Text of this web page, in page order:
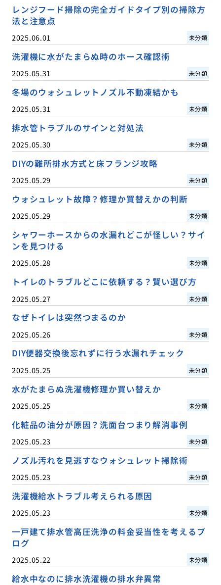
レンジフード掃除の完全ガイドタイプ別の掃除方
法と注意点
2025.06.01 未分類
洗濯機に水がたまらぬ時のホース確認術
2025.05.31 未分類
冬場のウォシュレットノズル不動凍結かも
2025.05.31 未分類
排水管トラブルのサインと対処法
2025.05.30 未分類
DIYの難所排水方式と床フランジ攻略
2025.05.29 未分類
ウォシュレット故障？修理か買替えかの判断
2025.05.29 未分類
シャワーホースからの水漏れどこが怪しい？サイ
ンを見つける
2025.05.28 未分類
トイレのトラブルどこに依頼する？賢い選び方
2025.05.27 未分類
なぜトイレは突然つまるのか
2025.05.26 未分類
DIY便器交換後忘れずに行う水漏れチェック
2025.05.25 未分類
水がたまらぬ洗濯機修理か買い替えか
2025.05.25 未分類
化粧品の油分が原因？洗面台つまり解消事例
2025.05.23 未分類
ノズル汚れを見逃すなウォシュレット掃除術
2025.05.23 未分類
洗濯機給水トラブル考えられる原因
2025.05.23 未分類
一戸建て排水管高圧洗浄の料金妥当性を考えるブ
ログ
2025.05.22 未分類
給水中なのに排水洗濯機の排水弁異常